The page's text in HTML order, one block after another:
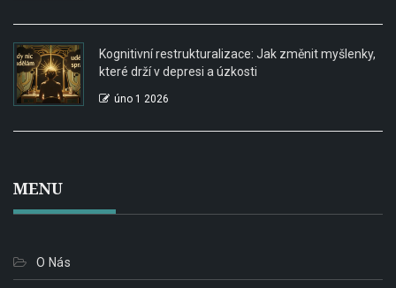
Kognitivní restrukturalizace: Jak změnit myšlenky,
které drží v depresi a úzkosti
úno 1 2026
MENU
O Nás